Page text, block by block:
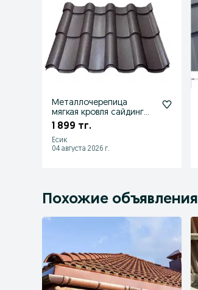
Металлочерепица
мягкая кровля сайдинг
водосток
1 899 тг.
Есик
04 августа 2026 г.
Похожие объявления